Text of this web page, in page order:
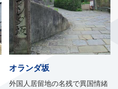
オランダ坂
外国人居留地の名残で異国情緒